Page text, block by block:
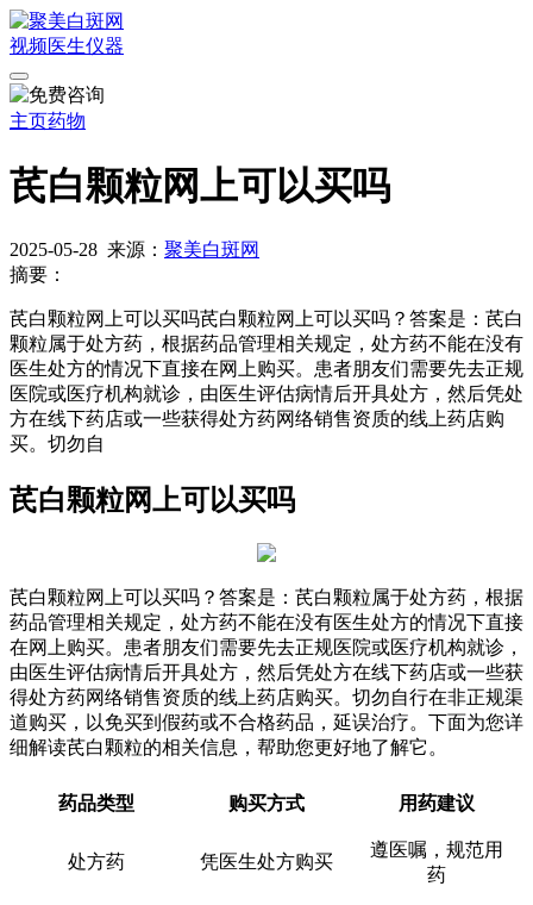
视频医生仪器
主页药物
芪白颗粒网上可以买吗
2025-05-28 来源： 聚美白斑网
摘要：
芪白颗粒网上可以买吗芪白颗粒网上可以买吗？答案是：芪白
颗粒属于处方药，根据药品管理相关规定，处方药不能在没有
医生处方的情况下直接在网上购买。患者朋友们需要先去正规
医院或医疗机构就诊，由医生评估病情后开具处方，然后凭处
方在线下药店或一些获得处方药网络销售资质的线上药店购
买。切勿自
芪白颗粒网上可以买吗
芪白颗粒网上可以买吗？答案是：芪白颗粒属于处方药，根据
药品管理相关规定，处方药不能在没有医生处方的情况下直接
在网上购买。患者朋友们需要先去正规医院或医疗机构就诊，
由医生评估病情后开具处方，然后凭处方在线下药店或一些获
得处方药网络销售资质的线上药店购买。切勿自行在非正规渠
道购买，以免买到假药或不合格药品，延误治疗。下面为您详
细解读芪白颗粒的相关信息，帮助您更好地了解它。
药品类型 购买方式 用药建议
处方药 凭医生处方购买
遵医嘱，规范用
药